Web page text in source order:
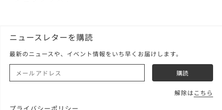
ニュースレターを購読
最新のニュースや、イベント情報をいち早くお届けします。
解除はこちら
プライバシーポリシー